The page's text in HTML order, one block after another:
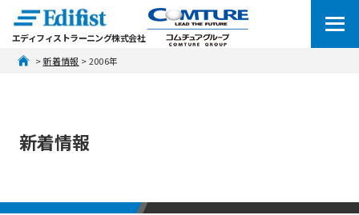
エディフィストラーニング株式会社
> 新着情報 > 2006年
新着情報